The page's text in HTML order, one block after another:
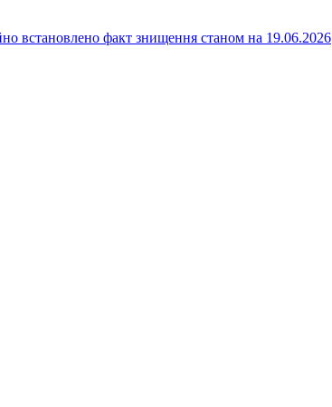
встановлено факт знищення станом на 19.06.2026